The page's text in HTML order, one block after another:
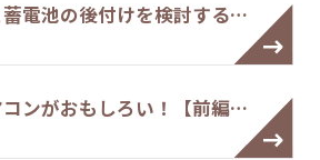
電池の後付けを検討する…
ンがおもしろい！【前編…